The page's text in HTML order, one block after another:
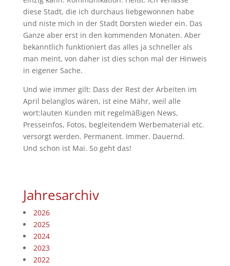
diese Stadt, die ich durchaus liebgewonnen habe
und niste mich in der Stadt Dorsten wieder ein. Das
Ganze aber erst in den kommenden Monaten. Aber
bekanntlich funktioniert das alles ja schneller als
man meint, von daher ist dies schon mal der Hinweis
in eigener Sache.
Und wie immer gilt: Dass der Rest der Arbeiten im
April belanglos wären, ist eine Mähr, weil alle
wort:lauten Kunden mit regelmäßigen News,
Presseinfos, Fotos, begleitendem Werbematerial etc.
versorgt werden. Permanent. Immer. Dauernd.
Und schon ist Mai. So geht das!
Jahresarchiv
2026
2025
2024
2023
2022